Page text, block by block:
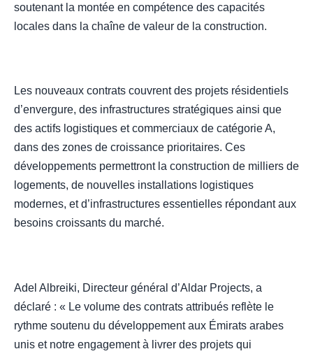
soutenant la montée en compétence des capacités
locales dans la chaîne de valeur de la construction.
Les nouveaux contrats couvrent des projets résidentiels
d’envergure, des infrastructures stratégiques ainsi que
des actifs logistiques et commerciaux de catégorie A,
dans des zones de croissance prioritaires. Ces
développements permettront la construction de milliers de
logements, de nouvelles installations logistiques
modernes, et d’infrastructures essentielles répondant aux
besoins croissants du marché.
Adel Albreiki, Directeur général d’Aldar Projects, a
déclaré : « Le volume des contrats attribués reflète le
rythme soutenu du développement aux Émirats arabes
unis et notre engagement à livrer des projets qui